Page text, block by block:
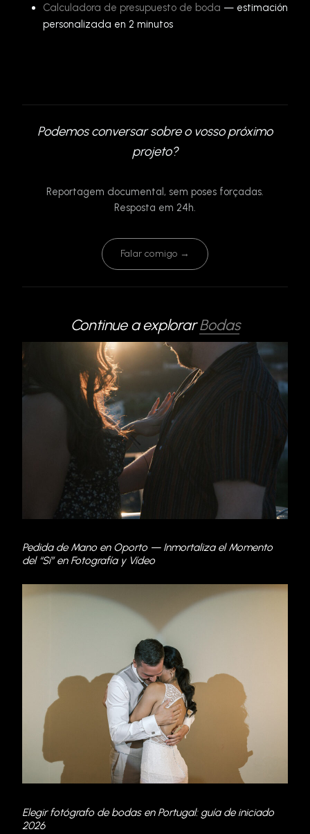
Calculadora de presupuesto de boda — estimación
personalizada en 2 minutos
Podemos conversar sobre o vosso próximo
projeto?
Reportagem documental, sem poses forçadas.
Resposta em 24h.
Falar comigo →
Continue a explorarBodas
Pedida de Mano en Oporto — Inmortaliza el Momento
del “Sí” en Fotografía y Vídeo
Elegir fotógrafo de bodas en Portugal: guía de iniciado
2026